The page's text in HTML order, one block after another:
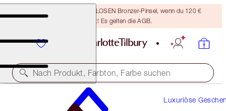
Sichere dir einen KOSTENLOSEN Bronzer-Pinsel, wenn du 120 €
ausgibst! Es gelten die AGB.
Nach Produkt, Farbton, Farbe suchen
Luxuriöse